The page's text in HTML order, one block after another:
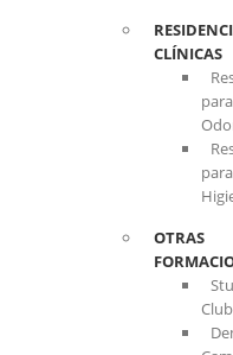
CLÍNICAS
para
para
OTRAS
Club